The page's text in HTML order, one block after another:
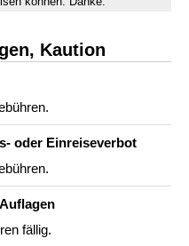
Kaution
oder Einreiseverbot
fällig.